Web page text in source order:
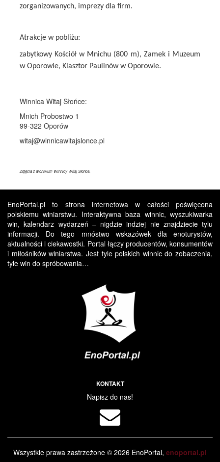
zorganizowanych, imprezy dla firm.
Atrakcje w pobliżu:
zabytkowy Kościół w Mnichu (800 m), Zamek i Muzeum
w Oporowie, Klasztor Paulinów w Oporowie.
Winnica Witaj Słońce:
Mnich Probostwo 1
99-322 Oporów
witaj@winnicawitajslonce.pl
Zdjęcia z archiwum Winnicy Witaj Słońce.
EnoPortal.pl to strona internetowa w całości poświęcona
polskiemu winiarstwu. Interaktywna baza winnic, wyszukiwarka
win, kalendarz wydarzeń – nigdzie indziej nie znajdziecie tylu
informacji. Do tego mnóstwo wskazówek dla enoturystów,
aktualności i ciekawostki. Portal łączy producentów, konsumentów
i miłośników winiarstwa. Jest tyle polskich winnic do zobaczenia,
tyle win do spróbowania…
KONTAKT
Napisz do nas!
Wszystkie prawa zastrzeżone © 2026 EnoPortal, enoportal.pl